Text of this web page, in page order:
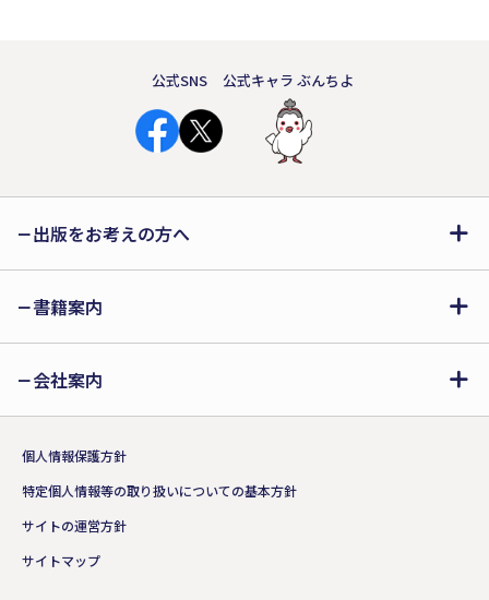
公式SNS 公式キャラ ぶんちよ
出版をお考えの方へ
書籍案内
会社案内
個人情報保護方針
特定個人情報等の取り扱いについての基本方針
サイトの運営方針
サイトマップ